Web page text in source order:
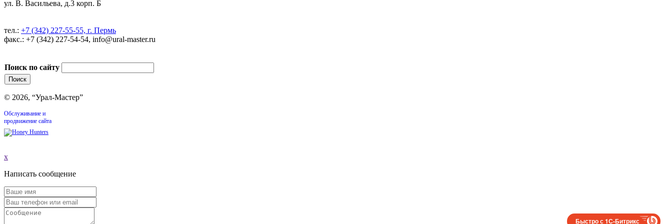
ул. В. Васильева, д.3 корп. Б
тел.: +7 (342) 227-55-55, г. Пермь
факс.: +7 (342) 227-54-54, info@ural-master.ru
Поиск по сайту
© 2026, “Урал-Мастер”
Обслуживание и
продвижение сайта
x
Написать сообщение
Быстро с 1С-Битрикс